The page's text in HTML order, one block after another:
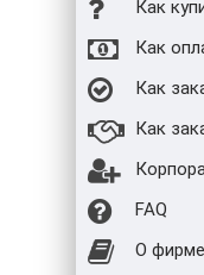
Как
Как
Как
Как
FAQ
О фирме